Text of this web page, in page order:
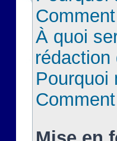
À quoi
rédaction
Pourquoi